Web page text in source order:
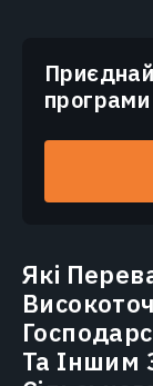
програми
Які
Та Іншим